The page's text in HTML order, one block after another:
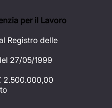
per il Lavoro
Registro delle
27/05/1999
2.500.000,00